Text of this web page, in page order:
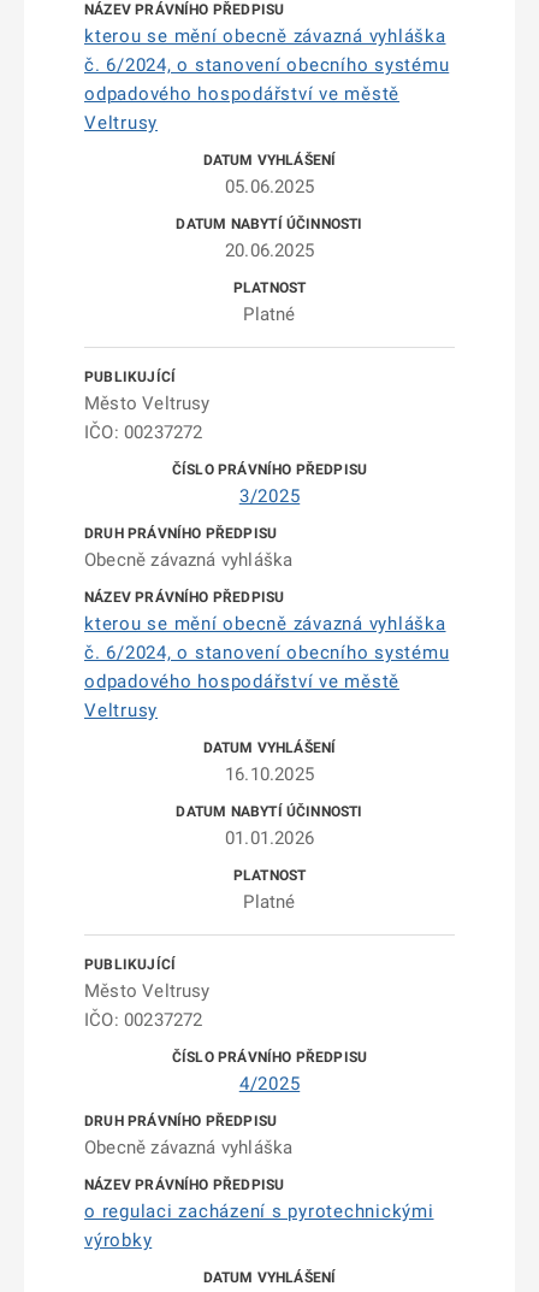
kterou se mění obecně závazná vyhláška
č. 6/2024, o stanovení obecního systému
odpadového hospodářství ve městě
Veltrusy
05.06.2025
20.06.2025
Platné
Město Veltrusy
IČO: 00237272
3/2025
Obecně závazná vyhláška
kterou se mění obecně závazná vyhláška
č. 6/2024, o stanovení obecního systému
odpadového hospodářství ve městě
Veltrusy
16.10.2025
01.01.2026
Platné
Město Veltrusy
IČO: 00237272
4/2025
Obecně závazná vyhláška
o regulaci zacházení s pyrotechnickými
výrobky